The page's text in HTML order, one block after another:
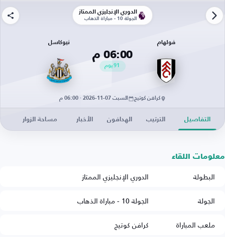
الدوري الإنجليزي الممتاز
الجولة 10 - مباراة الذهاب
فولهام
06:00 م
91يوم
نيوكاسل
كرافن كوتيج السبت 07-11-2026 · 06:00 م
التفاصيل الترتيب الهدافون الأخبار مساحة الزوار
معلومات اللقاء
البطولة
الدوري الإنجليزي الممتاز
الجولة
الجولة 10 - مباراة الذهاب
ملعب المباراة
كرافن كوتيج